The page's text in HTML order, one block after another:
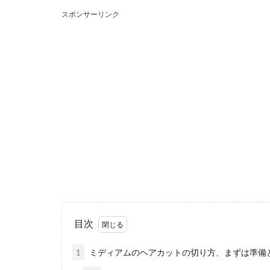
猫用のペッ
ぽっちゃり猫
スポンサーリンク
目次
1 ミディアムのヘアカットの切り方、まずは準備